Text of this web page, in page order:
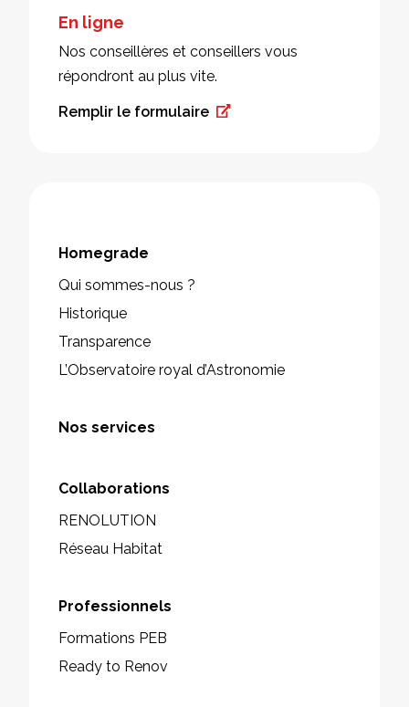
En ligne
Nos conseillères et conseillers vous
répondront au plus vite.
Remplir le formulaire
Homegrade
Qui sommes-nous ?
Historique
Transparence
L’Observatoire royal d’Astronomie
Nos services
Collaborations
RENOLUTION
Réseau Habitat
Professionnels
Formations PEB
Ready to Renov